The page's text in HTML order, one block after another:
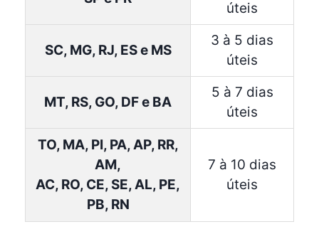
úteis
SC, MG, RJ, ES e MS
3 à 5 dias
úteis
MT, RS, GO, DF e BA
5 à 7 dias
úteis
TO, MA, PI, PA, AP, RR,
AM,
AC, RO, CE, SE, AL, PE,
PB, RN
7 à 10 dias
úteis